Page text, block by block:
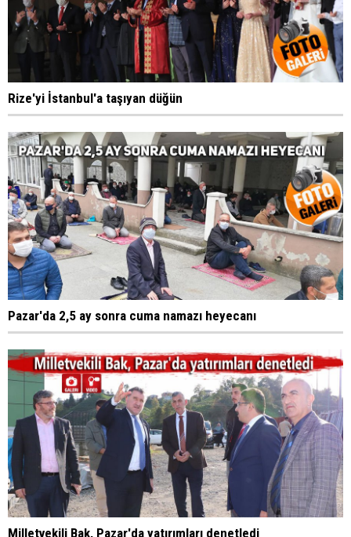
Rize'yi İstanbul'a taşıyan düğün
Pazar'da 2,5 ay sonra cuma namazı heyecanı
Milletvekili Bak, Pazar'da yatırımları denetledi